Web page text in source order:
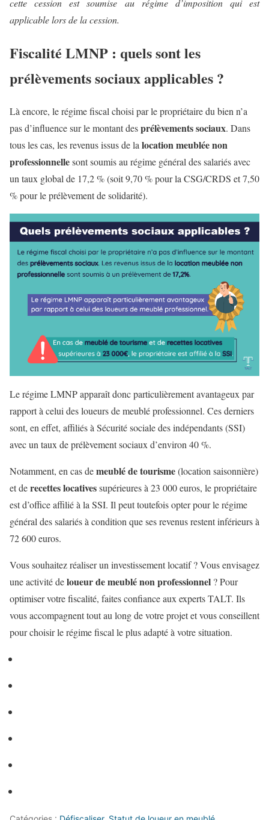
cette cession est soumise au régime d’imposition qui est
applicable lors de la cession.
Fiscalité LMNP : quels sont les
prélèvements sociaux applicables ?
Là encore, le régime fiscal choisi par le propriétaire du bien n’a
pas d’influence sur le montant desprélèvements sociaux. Dans
tous les cas, les revenus issus de la location meublée non
professionnellesont soumis au régime général des salariés avec
un taux global de 17,2 % (soit 9,70 % pour la CSG/CRDS et 7,50
% pour le prélèvement de solidarité).
Le régime LMNP apparaît donc particulièrement avantageux par
rapport à celui des loueurs de meublé professionnel. Ces derniers
sont, en effet, affiliés à Sécurité sociale des indépendants (SSI)
avec un taux de prélèvement sociaux d’environ 40 %.
Notamment, en cas demeublé de tourisme(location saisonnière)
et derecettes locativessupérieures à 23 000 euros, le propriétaire
est d’office affilié à la SSI. Il peut toutefois opter pour le régime
général des salariés à condition que ses revenus restent inférieurs à
72 600 euros.
Vous souhaitez réaliser un investissement locatif ? Vous envisagez
une activité deloueur de meublé non professionnel ? Pour
optimiser votre fiscalité, faites confiance aux experts TALT. Ils
vous accompagnent tout au long de votre projet et vous conseillent
pour choisir le régime fiscal le plus adapté à votre situation.